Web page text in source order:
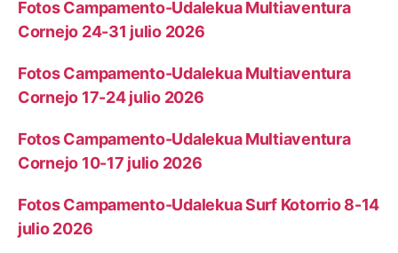
Fotos Campamento-Udalekua Multiaventura
Cornejo 24-31 julio 2026
Fotos Campamento-Udalekua Multiaventura
Cornejo 17-24 julio 2026
Fotos Campamento-Udalekua Multiaventura
Cornejo 10-17 julio 2026
Fotos Campamento-Udalekua Surf Kotorrio 8-14
julio 2026